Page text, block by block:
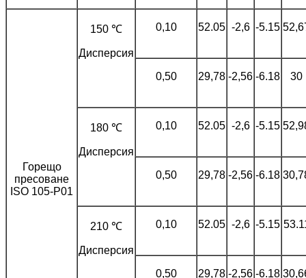
Горещо
пресоване
ISO 105-P01
150 ℃
Дисперсия
0,10 52.05 -2,6 -5.15
0,50 29,78 -2,56 -6.18 30
180 ℃
Дисперсия
0,10 52.05 -2,6 -5.15
0,50 29,78 -2,56 -6.18
210 ℃
Дисперсия
0,10 52.05 -2,6 -5.15
0,50 29,78 -2,56 -6.18